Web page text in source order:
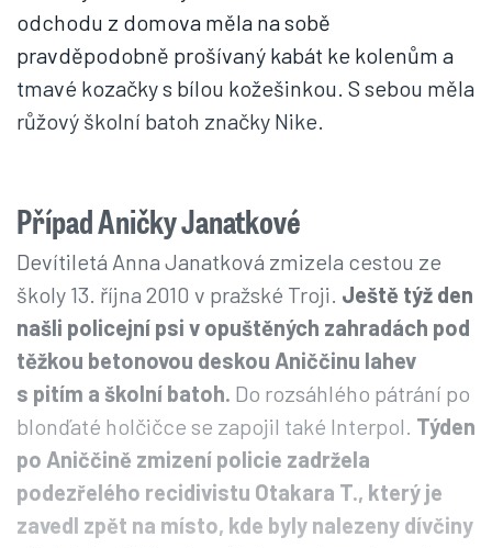
odchodu z domova měla na sobě
pravděpodobně prošívaný kabát ke kolenům a
tmavé kozačky s bílou kožešinkou. S sebou měla
růžový školní batoh značky Nike.
Případ Aničky Janatkové
Devítiletá Anna Janatková zmizela cestou ze
školy 13. října 2010 v pražské Troji. Ještě týž den
našli policejní psi v opuštěných zahradách pod
těžkou betonovou deskou Aniččinu lahev
s pitím a školní batoh. Do rozsáhlého pátrání po
blonďaté holčičce se zapojil také Interpol. Týden
po Aniččině zmizení policie zadržela
podezřelého recidivistu Otakara T., který je
zavedl zpět na místo, kde byly nalezeny dívčiny